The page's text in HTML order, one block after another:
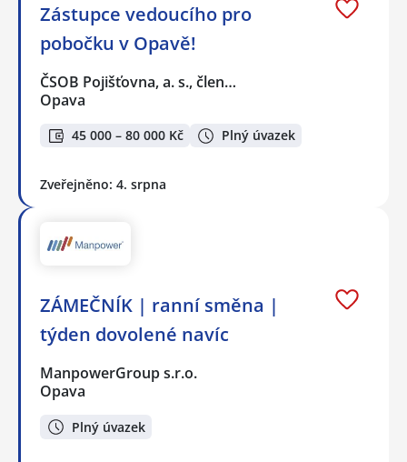
Zástupce vedoucího pro
pobočku v Opavě!
ČSOB Pojišťovna, a. s., člen…
Opava
45 000 – 80 000 Kč Plný úvazek
Zveřejněno: 4. srpna
ZÁMEČNÍK | ranní směna |
týden dovolené navíc
ManpowerGroup s.r.o.
Opava
Plný úvazek